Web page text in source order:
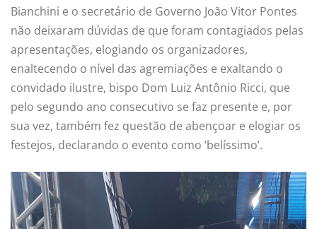
Bianchini e o secretário de Governo João Vitor Pontes
não deixaram dúvidas de que foram contagiados pelas
apresentações, elogiando os organizadores,
enaltecendo o nível das agremiações e exaltando o
convidado ilustre, bispo Dom Luiz Antônio Ricci, que
pelo segundo ano consecutivo se faz presente e, por
sua vez, também fez questão de abençoar e elogiar os
festejos, declarando o evento como ‘belíssimo’.